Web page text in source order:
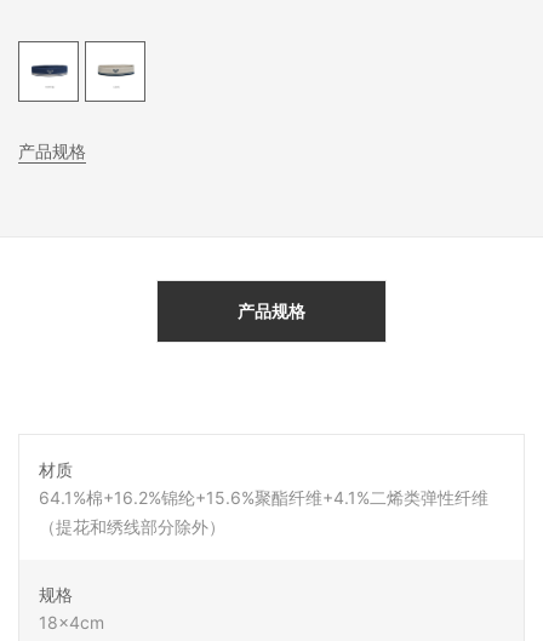
产品规格
产品规格
材质
64.1%棉+16.2%锦纶+15.6%聚酯纤维+4.1%二烯类弹性纤维
（提花和绣线部分除外）
规格
18x4cm